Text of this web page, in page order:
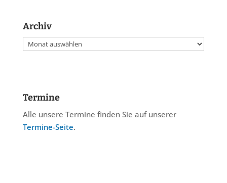
Archiv
Archiv
Termine
Alle unsere Termine finden Sie auf unserer
Termine-Seite.